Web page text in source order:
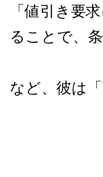
「値引き要
ることで、
など、彼は